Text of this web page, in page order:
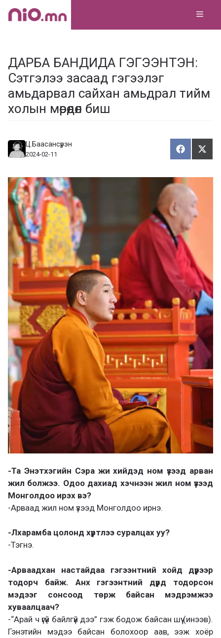
Skip
ДАРБА БАНДИДА ГЭГЭЭНТЭН:
Сэтгэлээ засаад гэгээлэг
амьдарвал сайхан амьдрал тийм
холын мөрөөдөл биш
Ц.Баасансүрэн
2024-02-11
Х
у
а
а
а
Т
э
-Та Энэтхэгийн Сэра жи хийдэд ном үзээд арван
жил болжээ. Одоо дахиад хэчнээн жил ном үзээд
Монголдоо ирэх вэ?
-Арваад жил ном үзээд Монголдоо ирнэ.
-Лхарамба цолонд хүртлээ суралцах уу?
-Тэгнэ.
-Арваадхан настайдаа гэгээнтний хойд дүрээр
тодорч байж. Анх гэгээнтний дүрд тодорсон
мэдээг сонсоод төрж байсан мэдрэмжээ
хуваалцаач?
-“Арай ч үгүй байлгүй дээ” гэж бодож байсан шүү (инээв).
Гэнэтийн мэдээ байсан болохоор аав, ээж хоёр